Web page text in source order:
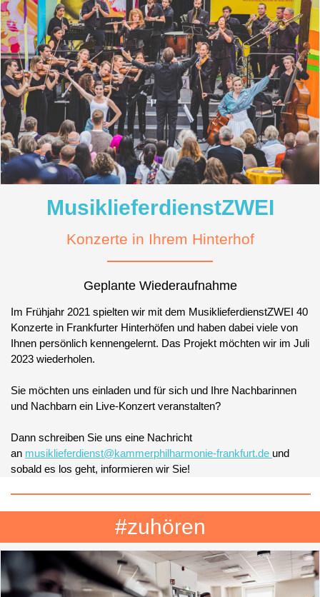
MusiklieferdienstZWEI
Konzerte in Ihrem Hinterhof
Geplante Wiederaufnahme
Im Frühjahr 2021 spielten wir mit dem MusiklieferdienstZWEI 40
Konzerte in Frankfurter Hinterhöfen und haben dabei viele von
Ihnen persönlich kennengelernt. Das Projekt möchten wir im Juli
2023 wiederholen.
Sie möchten uns einladen und für sich und Ihre Nachbarinnen
und Nachbarn ein Live-Konzert veranstalten?
Dann schreiben Sie uns eine Nachricht
an musiklieferdienst@kammerphilharmonie-frankfurt.de und
sobald es los geht, informieren wir Sie!
#zuhören